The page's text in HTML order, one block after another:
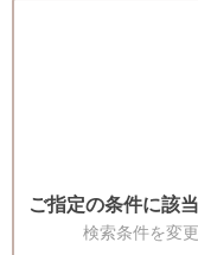
ご指定の条件に該
検索条件を変